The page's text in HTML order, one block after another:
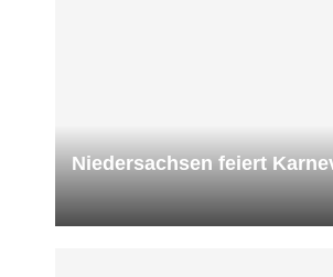
Niedersachsen feiert